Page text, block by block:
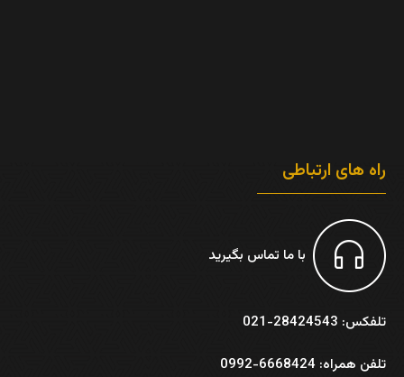
راه های ارتباطی
با ما تماس بگیرید
تلفکس: 28424543-021
تلفن همراه: 6668424-0992